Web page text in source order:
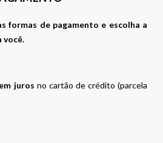
formas de pagamento e escolha a
você.
juros no cartão de crédito (parcela